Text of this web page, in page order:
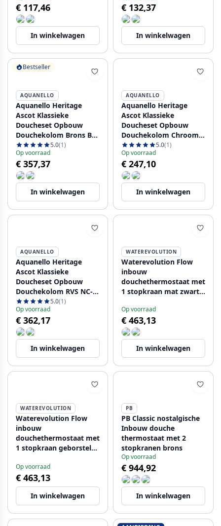
€ 117,46
In winkelwagen
€ 132,37
In winkelwagen
Bestseller
AQUANELLO
Aquanello Heritage
Ascot Klassieke
Doucheset Opbouw
Douchekolom Brons BN-
2003-HA
5.0(1)
Op voorraad
€ 357,37
In winkelwagen
AQUANELLO
Aquanello Heritage
Ascot Klassieke
Doucheset Opbouw
Douchekolom Chroom
CR-2003-HA
5.0(1)
Op voorraad
€ 247,10
In winkelwagen
AQUANELLO
Aquanello Heritage
Ascot Klassieke
Doucheset Opbouw
Douchekolom RVS NC-
2003-HA
5.0(1)
Op voorraad
€ 362,17
In winkelwagen
WATEREVOLUTION
Waterevolution Flow
inbouw
douchethermostaat met
1 stopkraan mat zwart
Op voorraad
€ 463,13
In winkelwagen
WATEREVOLUTION
Waterevolution Flow
inbouw
douchethermostaat met
1 stopkraan geborsteld
Op voorraad
€ 463,13
In winkelwagen
PB
PB Classic nostalgische
Inbouw douche
thermostaat met 2
stopkranen brons
Op voorraad
€ 944,92
In winkelwagen